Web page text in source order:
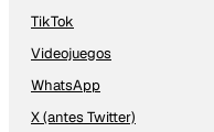
TikTok
Videojuegos
WhatsApp
X (antes Twitter)